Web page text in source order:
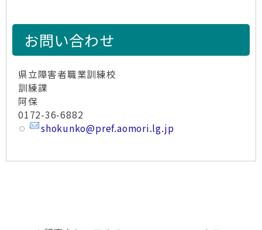
お問い合わせ
県立障害者職業訓練校
訓練課
阿保
0172-36-6882
shokunko@pref.aomori.lg.jp